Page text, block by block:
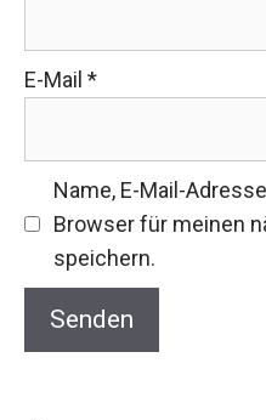
E-Mail *
Name, E-Mail-
Browser für meinen
speichern.